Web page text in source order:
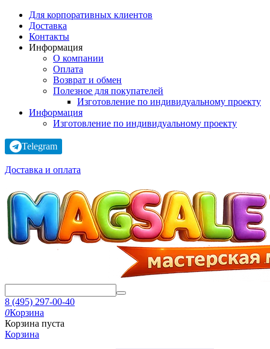
Для корпоративных клиентов
Доставка
Контакты
Информация
О компании
Оплата
Возврат и обмен
Полезное для покупателей
Изготовление по индивидуальному проекту
Информация
Изготовление по индивидуальному проекту
Telegram
Доставка и оплата
8 (495) 297-00-40
0Корзина
Корзина пуста
Корзина